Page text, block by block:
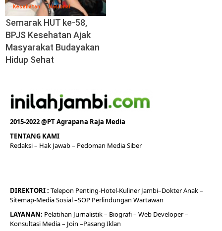
Kesehatan Nasional
Semarak HUT ke-58,
BPJS Kesehatan Ajak
Masyarakat Budayakan
Hidup Sehat
2015-2022 @PT Agrapana Raja Media
TENTANG KAMI
Redaksi– Hak Jawab – Pedoman Media Siber
DIREKTORI: Telepon Penting-Hotel-KulinerJambi–DokterAnak –
Sitemap-Media Sosial –SOP Perlindungan Wartawan
LAYANAN: Pelatihan Jurnalistik – Biografi– Web Developer–
Konsultasi Media– Join –Pasang Iklan